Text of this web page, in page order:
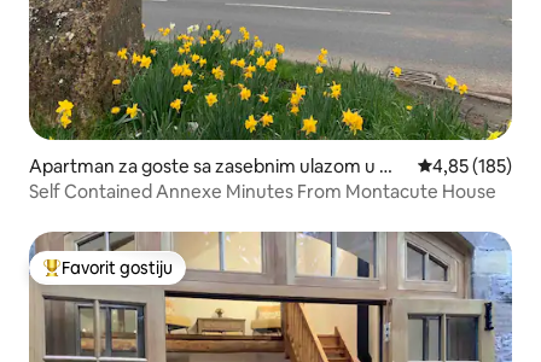
Apartman za goste sa zasebnim ulazom u mj
estu Stoke-sub-Hamdon
prosječna
4,85 (185)
Self Contained Annexe Minutes From Montacute House
Glavni favorit gostiju
Favorit gostiju